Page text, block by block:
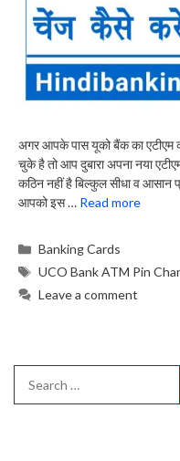
अगर आपके पास यूको बैंक का एटीएम
चुके है तो आप दुबारा अपना नया
कठिन नहीं है बिल्कुल सीधा व आसान
आपको इस … Read more
Categories
Banking Cards
Tags
UCO Bank ATM Pin
Leave a comment
for: